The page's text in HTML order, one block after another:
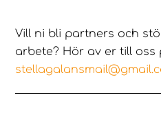
Vill ni bli partners och
arbete? Hör av er till oss